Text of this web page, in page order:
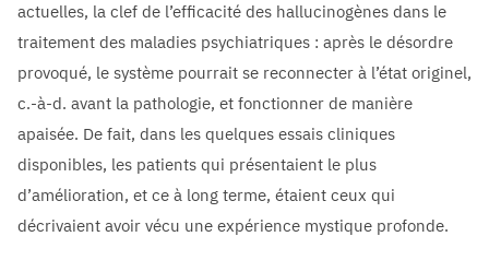
actuelles, la clef de l’efficacité des hallucinogènes dans le
traitement des maladies psychiatriques : après le désordre
provoqué, le système pourrait se reconnecter à l’état originel,
c.-à-d. avant la pathologie, et fonctionner de manière
apaisée. De fait, dans les quelques essais cliniques
disponibles, les patients qui présentaient le plus
d’amélioration, et ce à long terme, étaient ceux qui
décrivaient avoir vécu une expérience mystique profonde.